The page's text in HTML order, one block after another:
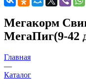
Мегакорм
МегаПиг(9-42
Главная
—
Каталог